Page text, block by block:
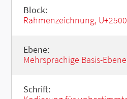
Block:
Rahmenzeichnung,
Ebene:
Mehrsprachige Basis-
Schrift: